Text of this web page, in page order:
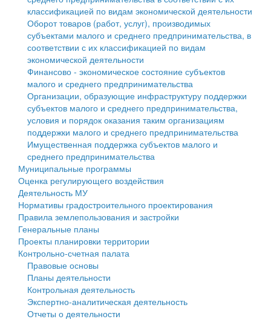
Фотоальбом
Проекты административных регламентов
Антимонопольный комплаенс
Противодействие коррупции
среднего предпринимательства
Муниципальные программы
Контрольно-счетная палата
Персональные данные
Оценка регулирующего воздействия
Деятельность МУ
Нормативы градостроительного проектирования
Правила землепользования и застройки
Генеральные планы
Проекты планировки территории
Собрание депутатов
Городское поселение
Сельские поселения
классификацией по видам экономической деятельности
Оборот товаров (работ, услуг), производимых
субъектами малого и среднего предпринимательства, в
соответствии с их классификацией по видам
экономической деятельности
Финансово - экономическое состояние субъектов
малого и среднего предпринимательства
Организации, образующие инфраструктуру поддержки
субъектов малого и среднего предпринимательства,
условия и порядок оказания таким организациям
поддержки малого и среднего предпринимательства
Имущественная поддержка субъектов малого и
среднего предпринимательства
Муниципальные программы
Оценка регулирующего воздействия
Деятельность МУ
Нормативы градостроительного проектирования
Правила землепользования и застройки
Генеральные планы
Проекты планировки территории
Контрольно-счетная палата
Правовые основы
Планы деятельности
Контрольная деятельность
Экспертно-аналитическая деятельность
Отчеты о деятельности